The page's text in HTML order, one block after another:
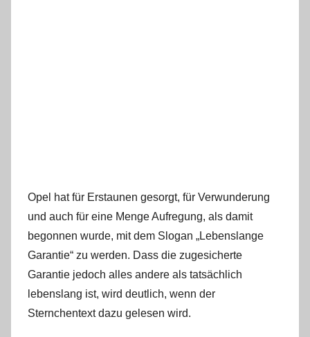
Opel hat für Erstaunen gesorgt, für Verwunderung
und auch für eine Menge Aufregung, als damit
begonnen wurde, mit dem Slogan „Lebenslange
Garantie“ zu werden. Dass die zugesicherte
Garantie jedoch alles andere als tatsächlich
lebenslang ist, wird deutlich, wenn der
Sternchentext dazu gelesen wird.